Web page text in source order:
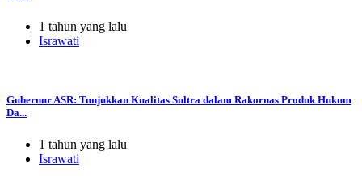
1 tahun yang lalu
Israwati
Gubernur ASR: Tunjukkan Kualitas Sultra dalam Rakornas Produk Hukum
Da...
1 tahun yang lalu
Israwati